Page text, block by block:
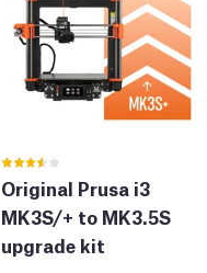
Original Prusa i3
MK3S/+ to MK3.5S
upgrade kit